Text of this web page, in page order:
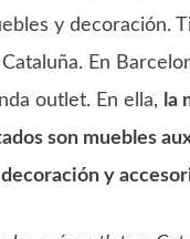
y decoración.
En
outlet. En ella, la
son muebles
y